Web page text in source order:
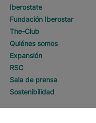
Iberostate
Fundación Iberostar
The-Club
Quiénes somos
Expansión
RSC
Sala de prensa
Sostenibilidad